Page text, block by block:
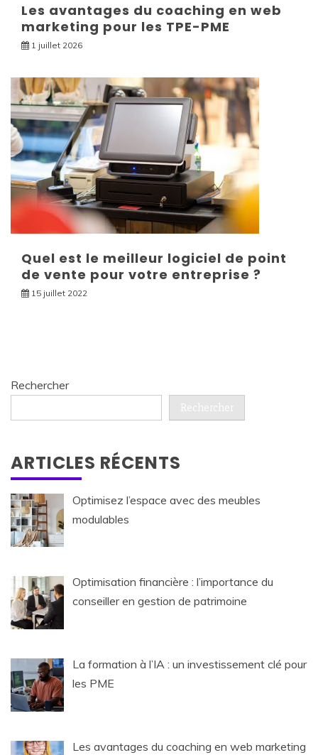
Les avantages du coaching en web
marketing pour les TPE-PME
1 juillet 2026
Quel est le meilleur logiciel de point
de vente pour votre entreprise ?
15 juillet 2022
Rechercher
Rechercher
ARTICLES RÉCENTS
Optimisez l’espace avec des meubles
modulables
Optimisation financière : l’importance du
conseiller en gestion de patrimoine
La formation à l’IA : un investissement clé pour
les PME
Les avantages du coaching en web marketing